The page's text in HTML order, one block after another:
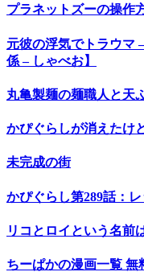
プラネットズーの操作
元彼の浮気でトラウマ
係 – しゃべお】
丸亀製麺の麺職人と天
かぴぐらしが消えたけ
未完成の街
かぴぐらし第289話：
リコとロイという名前
ちーぱかの漫画一覧 無